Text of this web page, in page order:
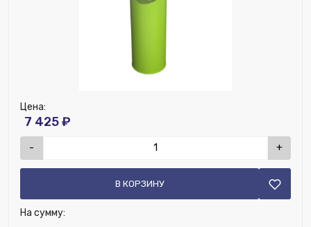
Цена:
7 425 ₽
- +
В КОРЗИНУ
На сумму: